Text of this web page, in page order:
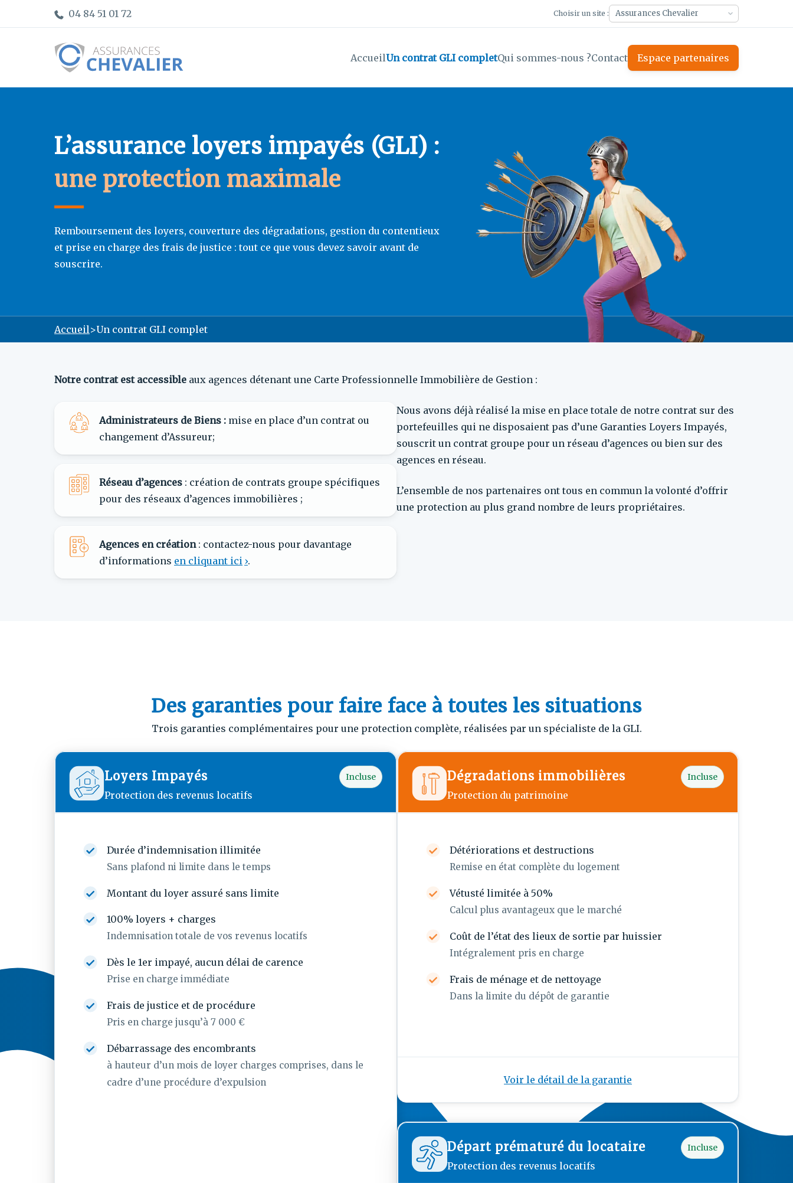
04 84 51 01 72 Choisir un site :
AccueilUn contrat GLI completQui sommes-nous ?Contact Espace partenaires
L’assurance loyers impayés (GLI) :
une protection maximale
Remboursement des loyers, couverture des dégradations, gestion du contentieux
et prise en charge des frais de justice : tout ce que vous devez savoir avant de
souscrire.
Accueil>Un contrat GLI complet
Notre contrat est accessible aux agences détenant une Carte Professionnelle Immobilière de Gestion :
Administrateurs de Biens : mise en place d’un contrat ou
changement d’Assureur;
Réseau d’agences : création de contrats groupe spécifiques
pour des réseaux d’agences immobilières ;
Agences en création: contactez-nous pour davantage
d’informations en cliquant ici .
Nous avons déjà réalisé la mise en place totale de notre contrat sur des
portefeuilles qui ne disposaient pas d’une Garanties Loyers Impayés,
souscrit un contrat groupe pour un réseau d’agences ou bien sur des
agences en réseau.
L’ensemble de nos partenaires ont tous en commun la volonté d’offrir
une protection au plus grand nombre de leurs propriétaires.
Des garanties pour faire face à toutes les situations
Trois garanties complémentaires pour une protection complète, réalisées par un spécialiste de la GLI.
Loyers Impayés
Protection des revenus locatifs
Incluse
Durée d’indemnisation illimitée
Sans plafond ni limite dans le temps
Montant du loyer assuré sans limite
100% loyers + charges
Indemnisation totale de vos revenus locatifs
Dès le 1er impayé, aucun délai de carence
Prise en charge immédiate
Frais de justice et de procédure
Pris en charge jusqu’à 7 000 €
Débarrassage des encombrants
à hauteur d’un mois de loyer charges comprises, dans le
cadre d’une procédure d’expulsion
Dégradations immobilières
Protection du patrimoine
Incluse
Détériorations et destructions
Remise en état complète du logement
Vétusté limitée à 50%
Calcul plus avantageux que le marché
Coût de l’état des lieux de sortie par huissier
Intégralement pris en charge
Frais de ménage et de nettoyage
Dans la limite du dépôt de garantie
Voir le détail de la garantie
Départ prématuré du locataire
Protection des revenus locatifs
Incluse